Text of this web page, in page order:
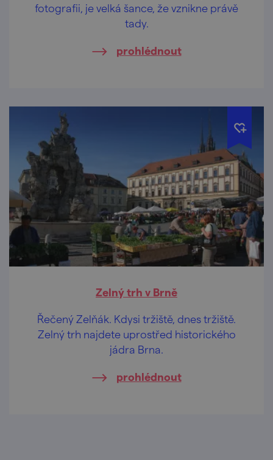
fotografii, je velká šance, že vznikne právě
tady.
prohlédnout
Zelný trh v Brně
Řečený Zelňák. Kdysi tržiště, dnes tržiště.
Zelný trh najdete uprostřed historického
jádra Brna.
prohlédnout